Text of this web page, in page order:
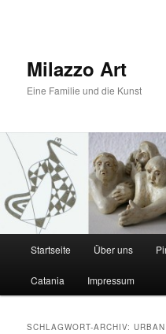
Milazzo Art
Eine Familie und die Kunst
Startseite Über uns
Catania Impressum
SCHLAGWORT-ARCHIV: